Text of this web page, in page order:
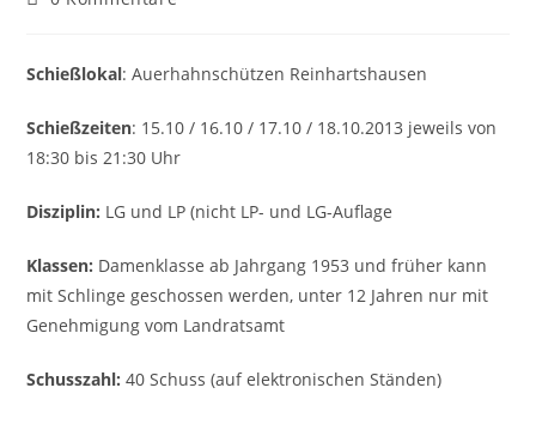
Schießlokal: Auerhahnschützen Reinhartshausen
Schießzeiten: 15.10 / 16.10 / 17.10 / 18.10.2013 jeweils von
18:30 bis 21:30 Uhr
Disziplin: LG und LP (nicht LP- und LG-Auflage
Klassen: Damenklasse ab Jahrgang 1953 und früher kann
mit Schlinge geschossen werden, unter 12 Jahren nur mit
Genehmigung vom Landratsamt
Schusszahl: 40 Schuss (auf elektronischen Ständen)